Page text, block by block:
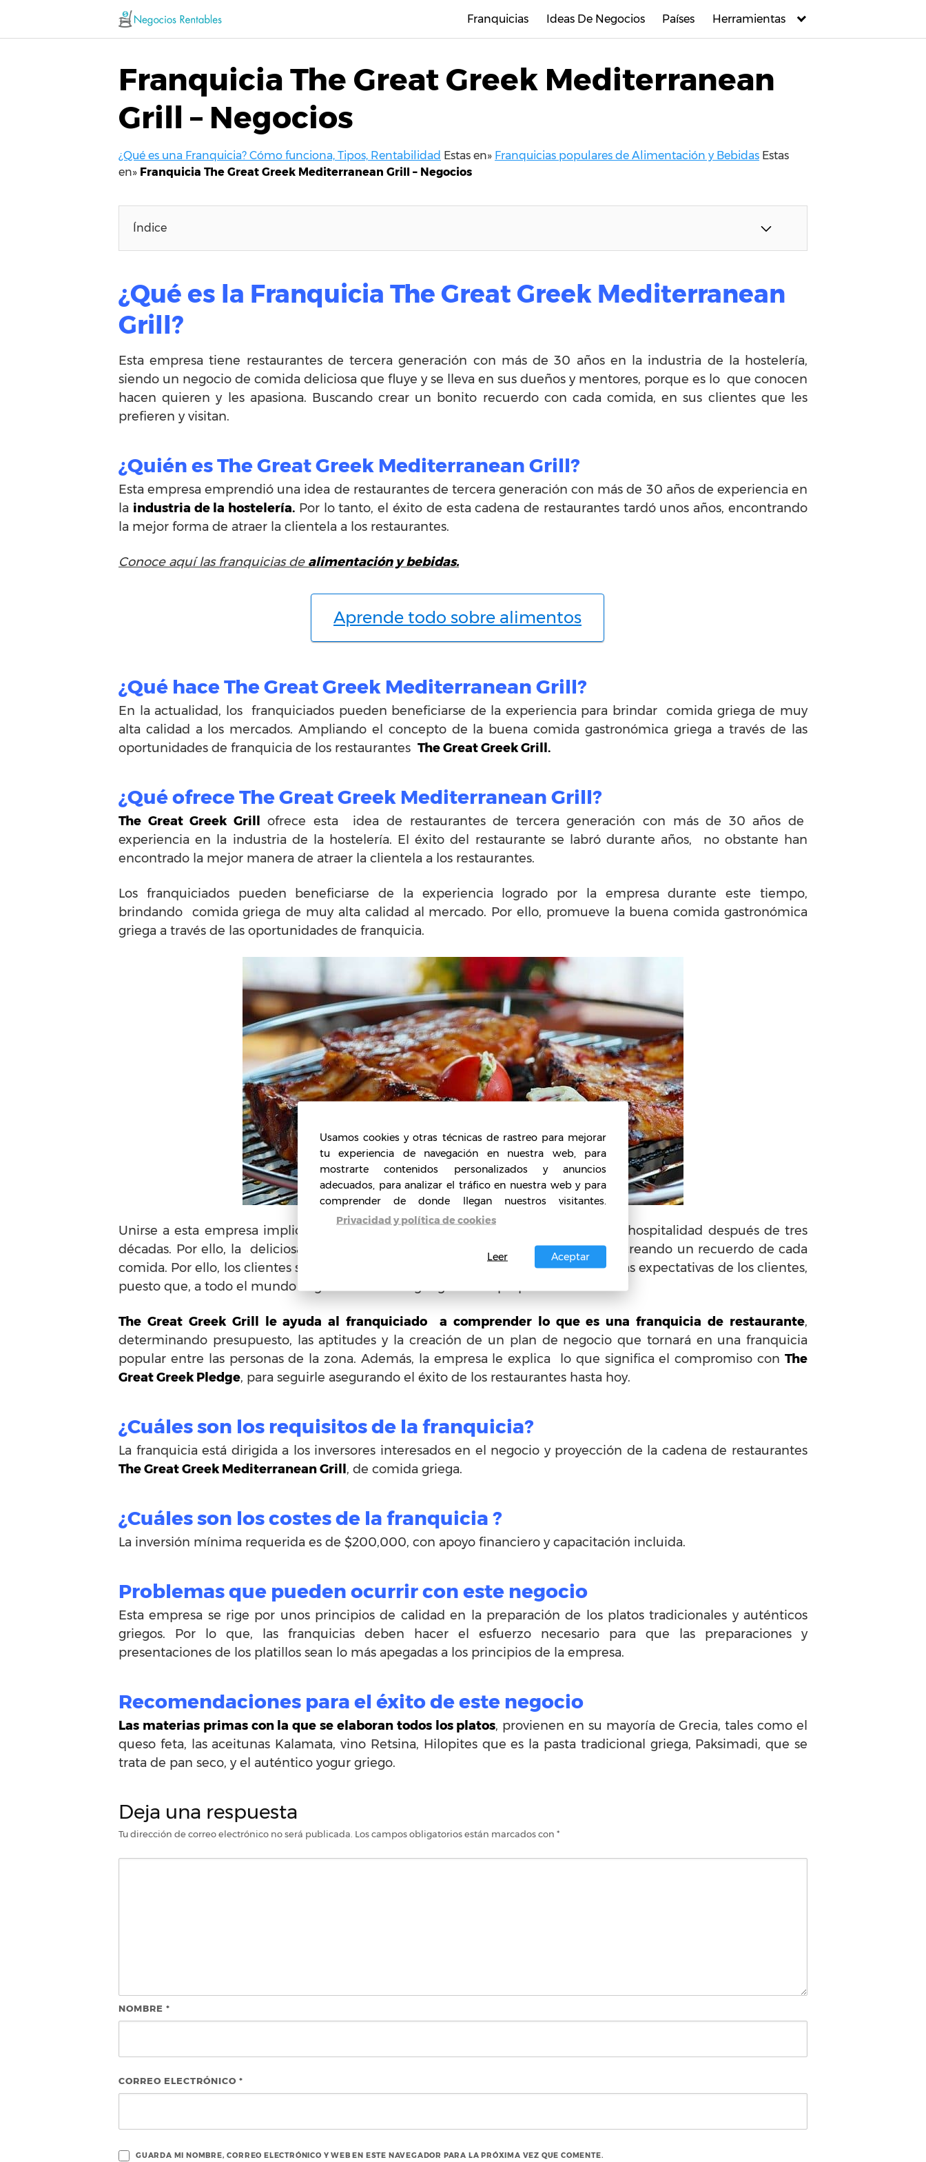
contenido
Franquicias Ideas De Negocios Países Herramientas
Franquicia The Great Greek Mediterranean
Grill – Negocios
¿Qué es una Franquicia? Cómo funciona, Tipos, Rentabilidad Estas en» Franquicias populares de Alimentación y Bebidas Estas
en» Franquicia The Great Greek Mediterranean Grill – Negocios
Índice
¿Qué es la Franquicia The Great Greek Mediterranean
Grill?
Esta empresa tiene restaurantes de tercera generación con más de 30 años en la industria de la hostelería,
siendo un negocio de comida deliciosa que fluye y se lleva en sus dueños y mentores, porque es lo que conocen
hacen quieren y les apasiona. Buscando crear un bonito recuerdo con cada comida, en sus clientes que les
prefieren y visitan.
¿Quién es The Great Greek Mediterranean Grill?
Esta empresa emprendió una idea de restaurantes de tercera generación con más de 30 años de experiencia en
la industria de la hostelería. Por lo tanto, el éxito de esta cadena de restaurantes tardó unos años, encontrando
la mejor forma de atraer la clientela a los restaurantes.
Conoce aquí las franquicias de alimentación y bebidas.
Aprende todo sobre alimentos
¿Qué hace The Great Greek Mediterranean Grill?
En la actualidad, los franquiciados pueden beneficiarse de la experiencia para brindar comida griega de muy
alta calidad a los mercados. Ampliando el concepto de la buena comida gastronómica griega a través de las
oportunidades de franquicia de los restaurantes The Great Greek Grill.
¿Qué ofrece The Great Greek Mediterranean Grill?
The Great Greek Grill
ofrece esta idea de restaurantes de tercera generación con más de 30 años de
experiencia en la industria de la hostelería. El éxito del restaurante se labró durante años, no obstante han
encontrado la mejor manera de atraer la clientela a los restaurantes.
Los franquiciados pueden beneficiarse de la experiencia logrado por la empresa durante este tiempo,
brindando comida griega de muy alta calidad al mercado. Por ello, promueve la buena comida gastronómica
griega a través de las oportunidades de franquicia.
Unirse a esta empresa implica para los franquiciados seguir en la industria de la hospitalidad después de tres
décadas. Por ello, la deliciosa comida mediterránea es la meta de este negocio, creando un recuerdo de cada
comida. Por ello, los clientes son fieles a las cenas semanales. Siempre superando las expectativas de los clientes,
puesto que, a todo el mundo le gusta la comida griega recién preparada.
The Great Greek Grill le ayuda al franquiciado a comprender lo que es una franquicia de restaurante,
determinando presupuesto, las aptitudes y la creación de un plan de negocio que tornará en una franquicia
popular entre las personas de la zona. Además, la empresa le explica lo que significa el compromiso con The
Great Greek Pledge, para seguirle asegurando el éxito de los restaurantes hasta hoy.
¿Cuáles son los requisitos de la franquicia?
La franquicia está dirigida a los inversores interesados en el negocio y proyección de la cadena de restaurantes
The Great Greek Mediterranean Grill , de comida griega.
¿Cuáles son los costes de la franquicia ?
La inversión mínima requerida es de $200,000, con apoyo financiero y capacitación incluida.
Problemas que pueden ocurrir con este negocio
Esta empresa se rige por unos principios de calidad en la preparación de los platos tradicionales y auténticos
griegos. Por lo que, las franquicias deben hacer el esfuerzo necesario para que las preparaciones y
presentaciones de los platillos sean lo más apegadas a los principios de la empresa.
Recomendaciones para el éxito de este negocio
Las materias primas con la que se elaboran todos los platos, provienen en su mayoría de Grecia, tales como el
queso feta, las aceitunas Kalamata, vino Retsina, Hilopites que es la pasta tradicional griega, Paksimadi, que se
trata de pan seco, y el auténtico yogur griego.
Deja una respuesta
Tu dirección de correo electrónico no será publicada. Los campos obligatorios están marcados con *
NOMBRE *
CORREO ELECTRÓNICO *
GUARDA MI NOMBRE, CORREO ELECTRÓNICO Y WEB EN ESTE NAVEGADOR PARA LA PRÓXIMA VEZ QUE COMENTE.
Usamos cookies y otras técnicas de rastreo para mejorar
tu experiencia de navegación en nuestra web, para
mostrarte contenidos personalizados y anuncios
adecuados, para analizar el tráfico en nuestra web y para
comprender de donde llegan nuestros visitantes.
Privacidad y política de cookies
Aceptar
Leer